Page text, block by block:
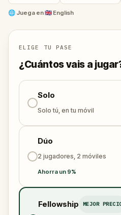
Are you ready to discover
🌐 Juega en🇬🇧 English
ELIGE TU PASE
¿Cuántos vais a
Solo
Solo tú, en tu móvil
Dúo
2 jugadores, 2 móviles
Ahorra un 9%
Fellowship MEJOR